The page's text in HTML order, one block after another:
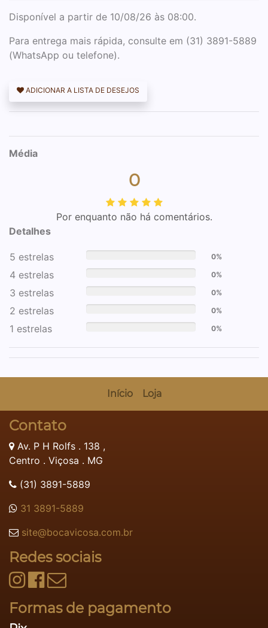
Disponível a partir de 10/08/26 às 08:00.
Para entrega mais rápida, consulte em (31) 3891-5889
(WhatsApp ou telefone).
ADICIONAR A LISTA DE DESEJOS
Média
0
Por enquanto não há comentários.
Detalhes
5 estrelas 0%
4 estrelas 0%
3 estrelas 0%
2 estrelas 0%
1 estrelas 0%
Início Loja
Contato
Av. P H Rolfs . 138 ,
Centro . Viçosa . MG
(31) 3891-5889
31 3891-5889
site@bocavicosa.com.br
Redes sociais
Formas de pagamento